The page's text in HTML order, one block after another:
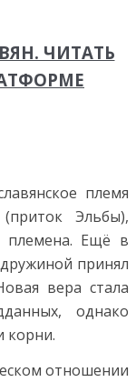
ЧИТАТЬ
племя
Эльбы),
племена. Ещё в
принял
вера стала
однако
корни.
отношении